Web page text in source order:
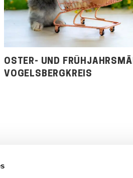
OSTER- UND
VOGELSBERGKREIS